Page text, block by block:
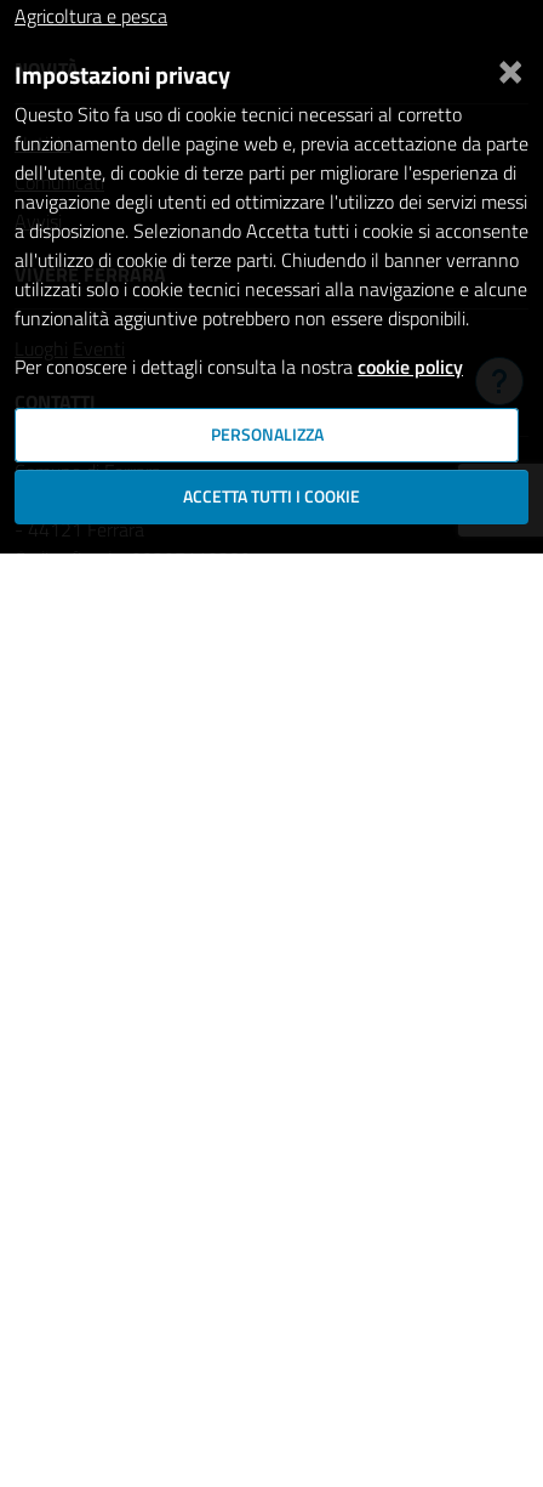
Agricoltura e pesca
NOVITÀ
Notizie
Comunicati
Avvisi
VIVERE FERRARA
Luoghi
Eventi
CONTATTI
Comune di Ferrara
Piazza del Municipio, 2
- 44121 Ferrara
Codice fiscale: 00297110389
×
Impostazioni privacy
Questo Sito fa uso di cookie tecnici necessari al corretto
funzionamento delle pagine web e, previa accettazione da parte
dell'utente, di cookie di terze parti per migliorare l'esperienza di
navigazione degli utenti ed ottimizzare l'utilizzo dei servizi messi
a disposizione. Selezionando Accetta tutti i cookie si acconsente
all'utilizzo di cookie di terze parti. Chiudendo il banner verranno
utilizzati solo i cookie tecnici necessari alla navigazione e alcune
funzionalità aggiuntive potrebbero non essere disponibili.
Per conoscere i dettagli consulta la nostracookie policy
PERSONALIZZA
ACCETTA TUTTI I COOKIE
Hai